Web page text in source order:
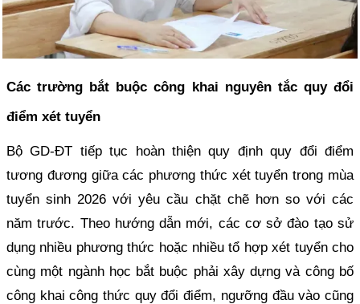
Các trường bắt buộc công khai nguyên tắc quy đổi
điểm xét tuyển
Bộ GD-ĐT tiếp tục hoàn thiện quy định quy đổi điểm
tương đương giữa các phương thức xét tuyển trong mùa
tuyển sinh 2026 với yêu cầu chặt chẽ hơn so với các
năm trước. Theo hướng dẫn mới, các cơ sở đào tạo sử
dụng nhiều phương thức hoặc nhiều tổ hợp xét tuyển cho
cùng một ngành học bắt buộc phải xây dựng và công bố
công khai công thức quy đổi điểm, ngưỡng đầu vào cũng